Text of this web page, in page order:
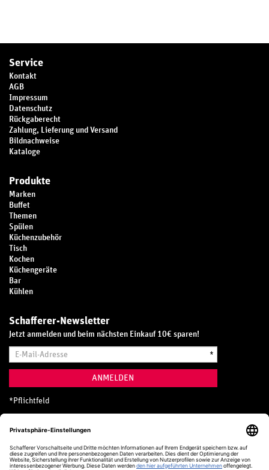
Service
Kontakt
AGB
Impressum
Datenschutz
Rückgaberecht
Zahlung, Lieferung und Versand
Bildnachweise
Kataloge
Produkte
Marken
Buffet
Themen
Spülen
Küchenzubehör
Tisch
Kochen
Küchengeräte
Bar
Kühlen
Schafferer-Newsletter
Jetzt anmelden und beim nächsten Einkauf 10€ sparen!
Mail-
*
ANMELDEN
* Pflichtfeld
Hotline
0800 20 70 300 (D)
Kostenlos aus dem deutschen Festnetz